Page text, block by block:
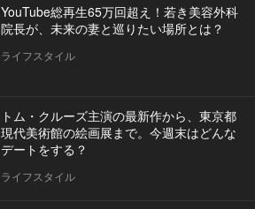
YouTube総再生65万回超え！若き美容外科
院長が、未来の妻と巡りたい場所とは？
ライフスタイル
トム・クルーズ主演の最新作から、東京都
現代美術館の絵画展まで。今週末はどんな
デートをする？
ライフスタイル